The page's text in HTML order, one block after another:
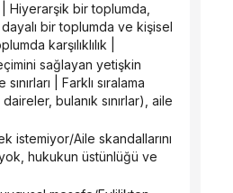
Hiyerarşik bir toplumda,
bir toplumda ve kişisel
karşılıklılık |
| Farklı sıralama
bulanık sınırlar), aile
hukukun üstünlüğü ve